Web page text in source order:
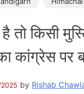
तो किसी
कांग्रेस पर
by Rishab